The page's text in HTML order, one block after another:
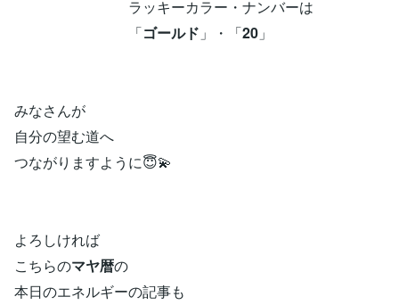
ラッキーカラー・ナンバーは
「ゴールド 」・「20 」
みなさんが
自分の望む道へ
つながりますように😇💫
よろしければ
こちらのマヤ暦の
本日のエネルギーの記事も